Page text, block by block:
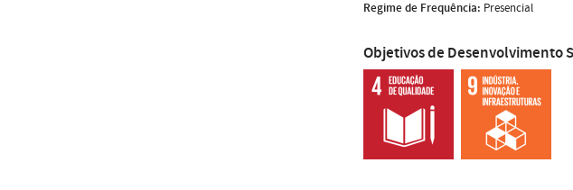
Regime de Frequência: Presencial
Objetivos de Desenvolvimento